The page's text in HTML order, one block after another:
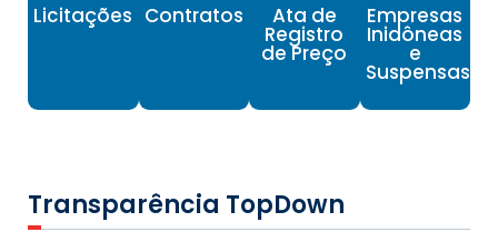
Licitações Contratos Ata de
Registro
de Preço
Empresas
Inidôneas
e
Suspensas
Transparência TopDown